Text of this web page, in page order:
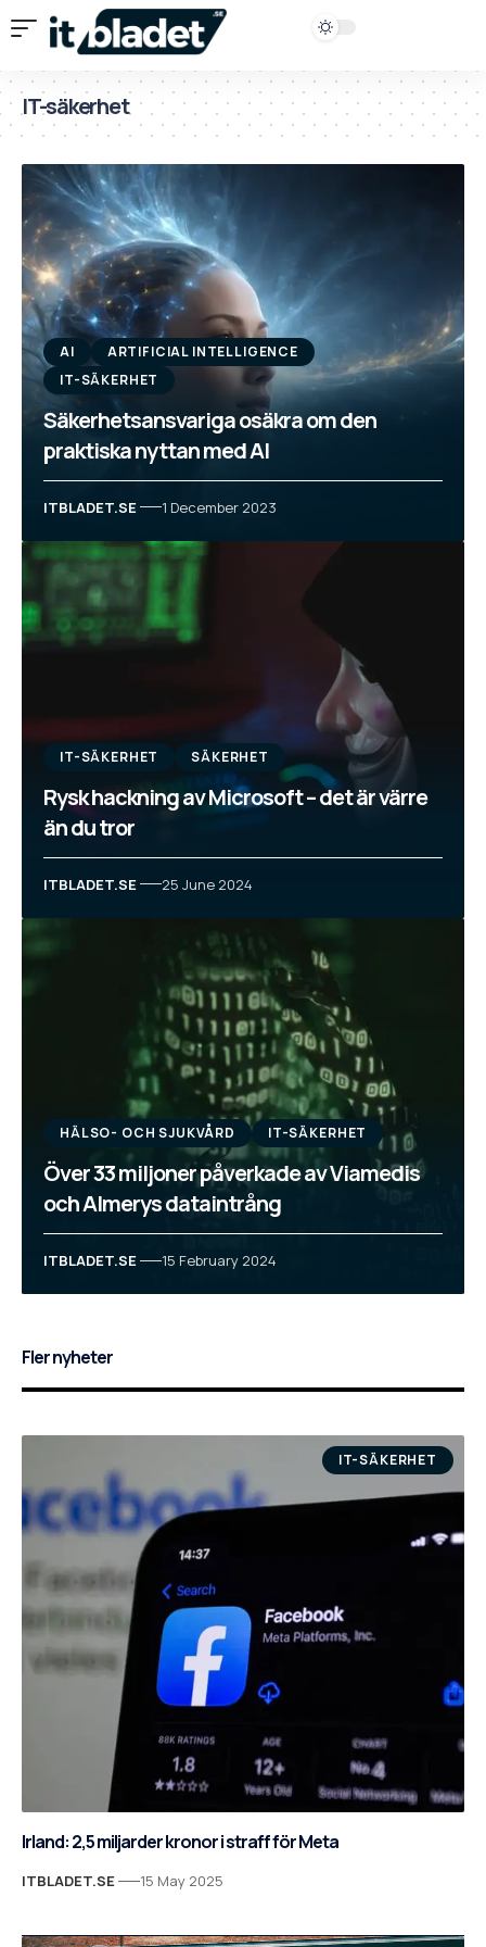
IT-säkerhet
AI
ARTIFICIAL INTELLIGENCE
IT-SÄKERHET
Säkerhetsansvariga osäkra om den
praktiska nyttan med AI
ITBLADET.SE 1 December 2023
IT-SÄKERHET SÄKERHET
Rysk hackning av Microsoft – det är värre
än du tror
ITBLADET.SE 25 June 2024
HÄLSO- OCH SJUKVÅRD IT-SÄKERHET
Över 33 miljoner påverkade av Viamedis
och Almerys dataintrång
ITBLADET.SE 15 February 2024
Fler nyheter
IT-SÄKERHET
Irland: 2,5 miljarder kronor i straff för Meta
ITBLADET.SE 15 May 2025